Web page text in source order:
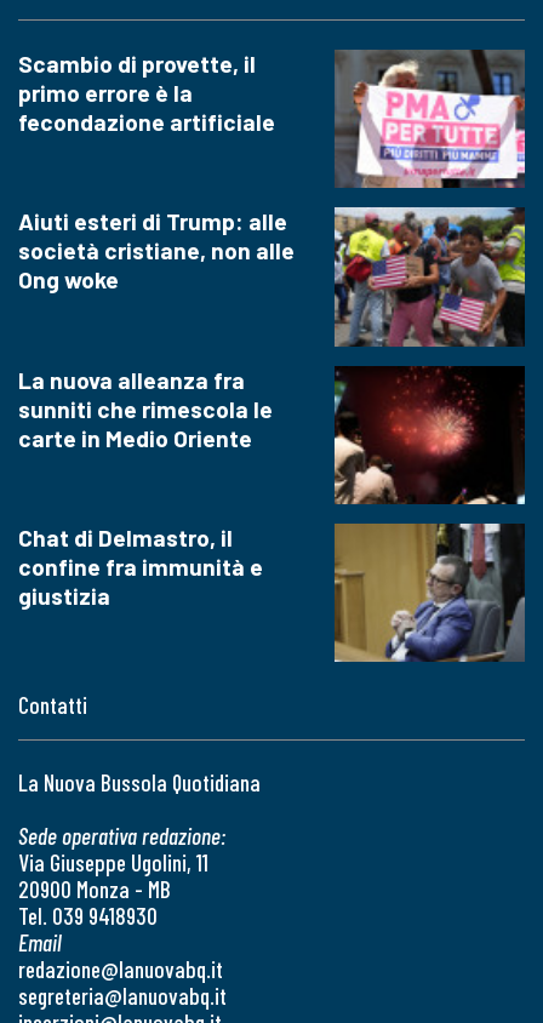
Contatti
La Nuova Bussola Quotidiana
Sede operativa redazione:
Via Giuseppe Ugolini, 11
20900 Monza - MB
Tel. 039 9418930
Email
redazione@lanuovabq.it
segreteria@lanuovabq.it
Scambio di provette, il
primo errore è la
fecondazione artificiale
Aiuti esteri di Trump: alle
società cristiane, non alle
Ong woke
La nuova alleanza fra
sunniti che rimescola le
carte in Medio Oriente
Chat di Delmastro, il
confine fra immunità e
giustizia